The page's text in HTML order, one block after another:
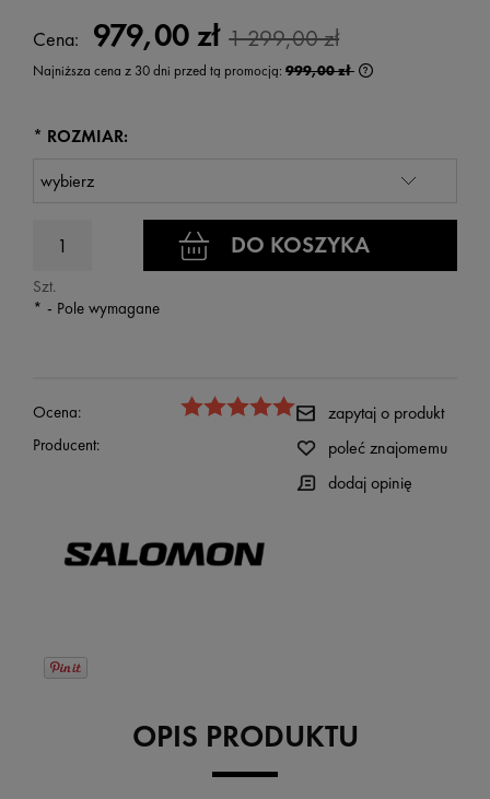
Cena: 979,00 zł 1 299,00 zł
Najniższa cena z 30 dni przed tą promocją: 999,00 zł
* ROZMIAR:
Szt.
DO KOSZYKA
* - Pole wymagane
Ocena:
Producent:
zapytaj o produkt
poleć znajomemu
dodaj opinię
OPIS PRODUKTU